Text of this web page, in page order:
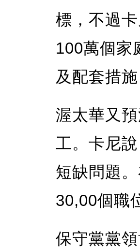
標，不過
100萬個家
及配套措
渥太華又
工。卡尼
短缺問題
30,00個職
保守黨黨